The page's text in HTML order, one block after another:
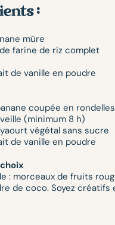
:
mûre
de farine de riz complet
de vanille en poudre
coupée en
(minimum 8 h)
végétal sans sucre
de vanille en poudre
: morceaux de fruits
de coco. Soyez créatifs